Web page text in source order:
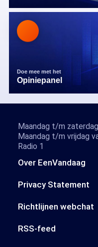
Doe mee met het
Opiniepanel
Over EenVandaag
Privacy Statement
Richtlijnen webchat
RSS-feed
Maandag t/m
Maandag t/m vrijdag
Radio 1